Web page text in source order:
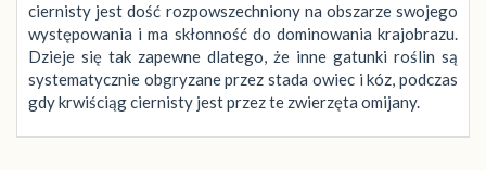
ciernisty jest dość rozpowszechniony na obszarze swojego
występowania i ma skłonność do dominowania krajobrazu.
Dzieje się tak zapewne dlatego, że inne gatunki roślin są
systematycznie obgryzane przez stada owiec i kóz, podczas
gdy krwiściąg ciernisty jest przez te zwierzęta omijany.